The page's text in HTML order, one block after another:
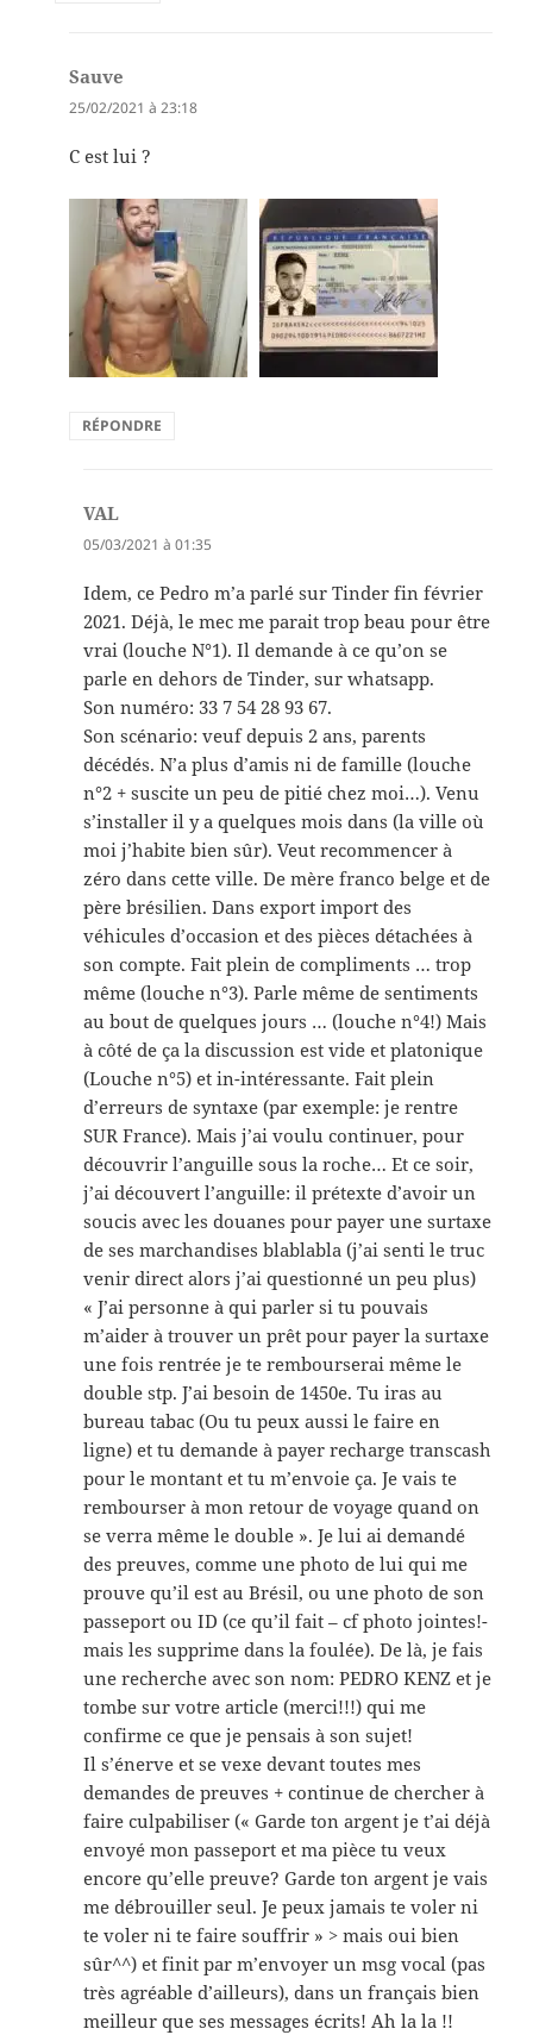
Sauve
25/02/2021 à 23:18
C est lui ?
RÉPONDRE
VAL
05/03/2021 à 01:35
Idem, ce Pedro m’a parlé sur Tinder fin février
2021. Déjà, le mec me parait trop beau pour être
vrai (louche N°1). Il demande à ce qu’on se
parle en dehors de Tinder, sur whatsapp.
Son numéro: 33 7 54 28 93 67.
Son scénario: veuf depuis 2 ans, parents
décédés. N’a plus d’amis ni de famille (louche
n°2 + suscite un peu de pitié chez moi…). Venu
s’installer il y a quelques mois dans (la ville où
moi j’habite bien sûr). Veut recommencer à
zéro dans cette ville. De mère franco belge et de
père brésilien. Dans export import des
véhicules d’occasion et des pièces détachées à
son compte. Fait plein de compliments … trop
même (louche n°3). Parle même de sentiments
au bout de quelques jours … (louche n°4!) Mais
à côté de ça la discussion est vide et platonique
(Louche n°5) et in-intéressante. Fait plein
d’erreurs de syntaxe (par exemple: je rentre
SUR France). Mais j’ai voulu continuer, pour
découvrir l’anguille sous la roche… Et ce soir,
j’ai découvert l’anguille: il prétexte d’avoir un
soucis avec les douanes pour payer une surtaxe
de ses marchandises blablabla (j’ai senti le truc
venir direct alors j’ai questionné un peu plus)
« J’ai personne à qui parler si tu pouvais
m’aider à trouver un prêt pour payer la surtaxe
une fois rentrée je te rembourserai même le
double stp. J’ai besoin de 1450e. Tu iras au
bureau tabac (Ou tu peux aussi le faire en
ligne) et tu demande à payer recharge transcash
pour le montant et tu m’envoie ça. Je vais te
rembourser à mon retour de voyage quand on
se verra même le double ». Je lui ai demandé
des preuves, comme une photo de lui qui me
prouve qu’il est au Brésil, ou une photo de son
passeport ou ID (ce qu’il fait – cf photo jointes!-
mais les supprime dans la foulée). De là, je fais
une recherche avec son nom: PEDRO KENZ et je
tombe sur votre article (merci!!!) qui me
confirme ce que je pensais à son sujet!
Il s’énerve et se vexe devant toutes mes
demandes de preuves + continue de chercher à
faire culpabiliser (« Garde ton argent je t’ai déjà
envoyé mon passeport et ma pièce tu veux
encore qu’elle preuve? Garde ton argent je vais
me débrouiller seul. Je peux jamais te voler ni
te voler ni te faire souffrir » > mais oui bien
sûr^^) et finit par m’envoyer un msg vocal (pas
très agréable d’ailleurs), dans un français bien
meilleur que ses messages écrits! Ah la la !!